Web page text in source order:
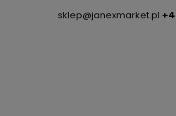
sklep@janexmarket.pl